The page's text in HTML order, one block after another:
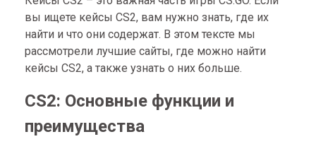
вы ищете кейсы CS2, вам нужно знать, где их
найти и что они содержат. В этом тексте мы
рассмотрели лучшие сайты, где можно найти
кейсы CS2, а также узнать о них больше.
CS2: Основные функции и
преимущества